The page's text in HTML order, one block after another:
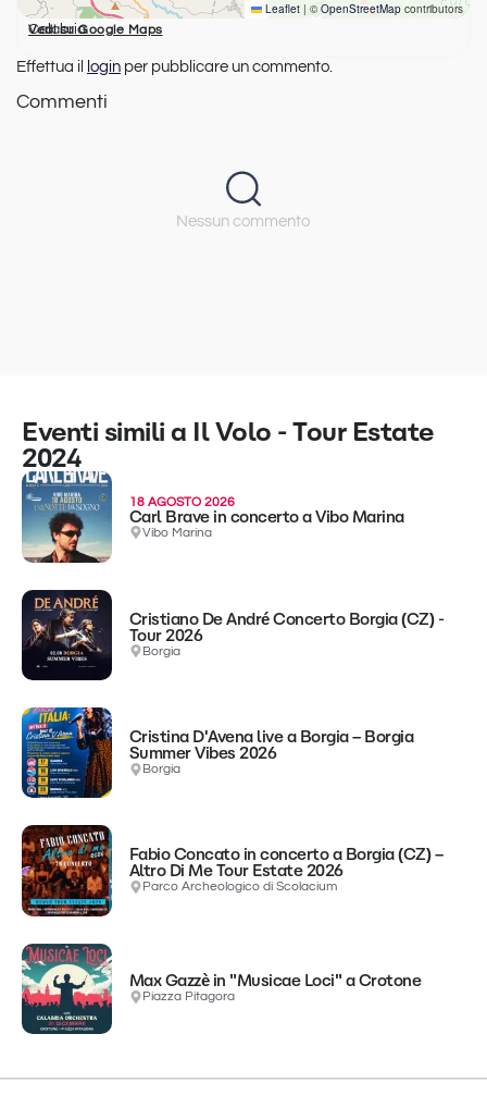
Leaflet | © OpenStreetMap contributors
Calabria
Vedi su Google Maps
Effettua il login per pubblicare un commento.
Commenti
Nessun commento
Eventi simili a Il Volo - Tour Estate
2024
18 AGOSTO 2026
Carl Brave in concerto a Vibo Marina
Vibo Marina
Cristiano De André Concerto Borgia (CZ) -
Tour 2026
Borgia
Cristina D'Avena live a Borgia – Borgia
Summer Vibes 2026
Borgia
Fabio Concato in concerto a Borgia (CZ) –
Altro Di Me Tour Estate 2026
Parco Archeologico di Scolacium
Max Gazzè in "Musicae Loci" a Crotone
Piazza Pitagora